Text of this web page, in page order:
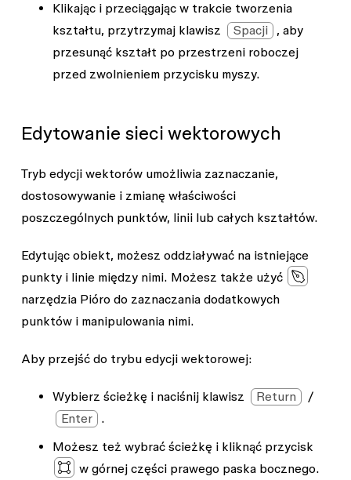
Klikając i przeciągając w trakcie tworzenia
kształtu, przytrzymaj klawisz
Spacji
, aby
przesunąć kształt po przestrzeni roboczej
przed zwolnieniem przycisku myszy.
Edytowanie sieci wektorowych
Tryb edycji wektorów umożliwia zaznaczanie,
dostosowywanie i zmianę właściwości
poszczególnych punktów, linii lub całych kształtów.
Edytując obiekt, możesz oddziaływać na istniejące
punkty i linie między nimi. Możesz także użyć
narzędzia Pióro do zaznaczania dodatkowych
punktów i manipulowania nimi.
Aby przejść do trybu edycji wektorowej:
Wybierz ścieżkę i naciśnij klawisz Return
/
Enter
.
Możesz też wybrać ścieżkę i kliknąć przycisk
w górnej części prawego paska bocznego.